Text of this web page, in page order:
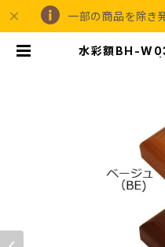
一部の商品を除き
水彩額BH-